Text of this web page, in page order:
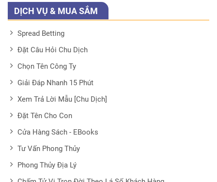
DỊCH VỤ & MUA SẮM
Spread Betting
Đặt Câu Hỏi Chu Dịch
Chọn Tên Công Ty
Giải Đáp Nhanh 15 Phút
Xem Trả Lời Mẫu [Chu Dịch]
Đặt Tên Cho Con
Cửa Hàng Sách - EBooks
Tư Vấn Phong Thủy
Phong Thủy Địa Lý